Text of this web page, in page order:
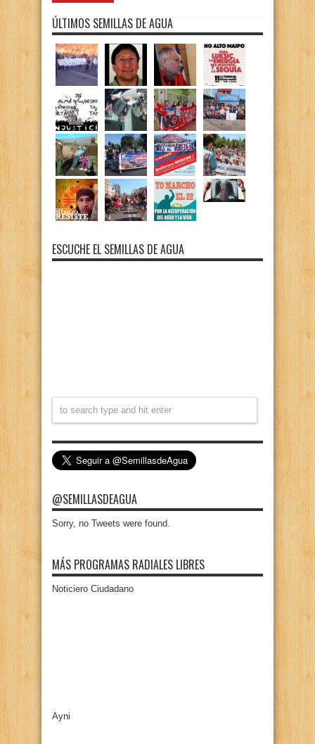
ÚLTIMOS SEMILLAS DE AGUA
ESCUCHE EL SEMILLAS DE AGUA
@SEMILLASDEAGUA
Sorry, no Tweets were found.
MÁS PROGRAMAS RADIALES LIBRES
Noticiero Ciudadano
Ayni